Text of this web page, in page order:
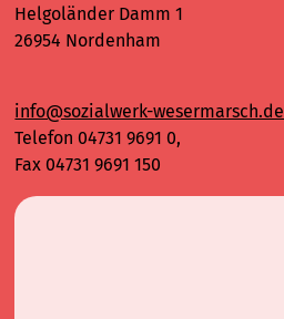
Helgoländer Damm 1
26954 Nordenham
info@sozialwerk-wesermarsch.de
Telefon 04731 9691 0,
Fax 04731 9691 150